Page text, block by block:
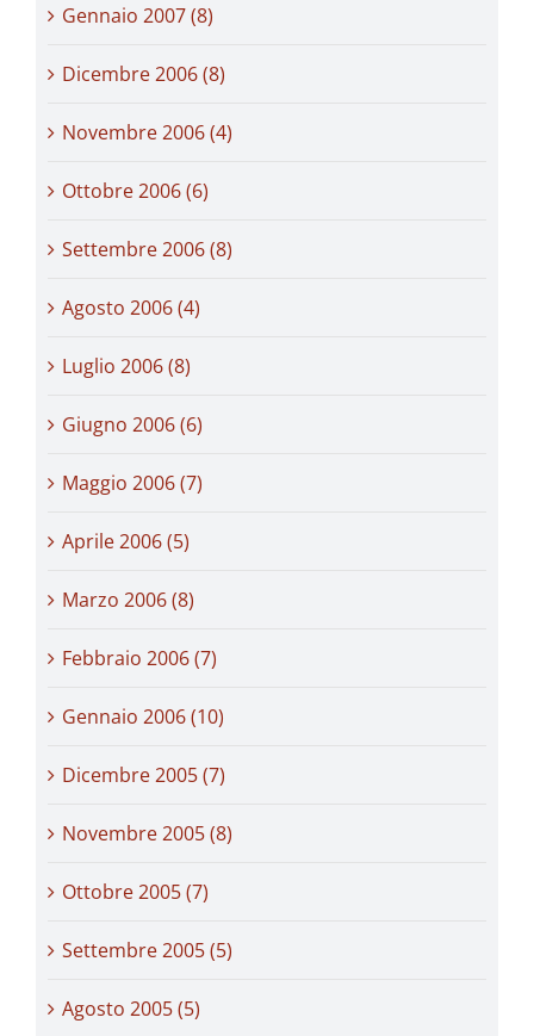
Gennaio 2007 (8)
Dicembre 2006 (8)
Novembre 2006 (4)
Ottobre 2006 (6)
Settembre 2006 (8)
Agosto 2006 (4)
Luglio 2006 (8)
Giugno 2006 (6)
Maggio 2006 (7)
Aprile 2006 (5)
Marzo 2006 (8)
Febbraio 2006 (7)
Gennaio 2006 (10)
Dicembre 2005 (7)
Novembre 2005 (8)
Ottobre 2005 (7)
Settembre 2005 (5)
Agosto 2005 (5)